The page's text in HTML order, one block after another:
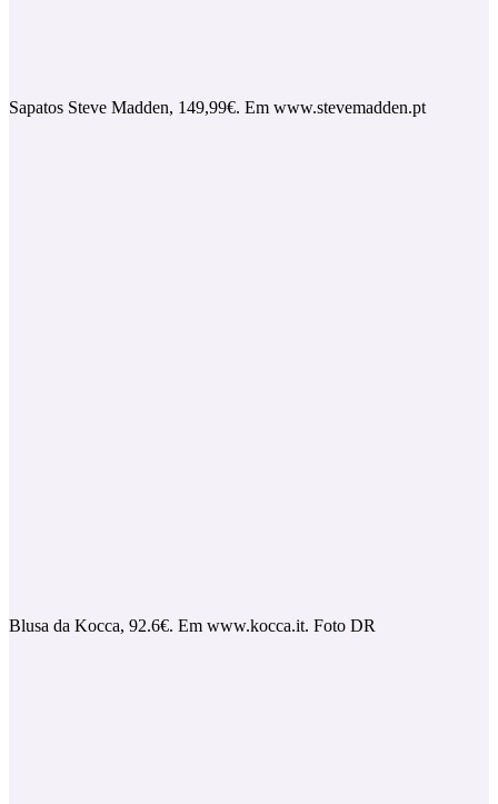
Sapatos Steve Madden, 149,99€. Em www.stevemadden.pt
Blusa da Kocca, 92.6€. Em www.kocca.it. Foto DR